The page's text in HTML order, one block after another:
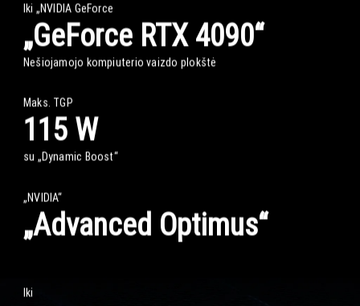
Iki „NVIDIA GeForce
„GeForce RTX 4090“
Nešiojamojo kompiuterio vaizdo plokštė
Maks. TGP
115 W
su „Dynamic Boost“
„NVIDIA“
„Advanced Optimus“
Iki